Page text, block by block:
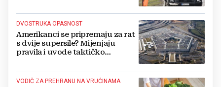
DVOSTRUKA OPASNOST
Amerikanci se pripremaju za rat
s dvije supersile? Mijenjaju
pravila i uvode taktičko
VODIČ ZA PREHRANU NA VRUĆINAMA